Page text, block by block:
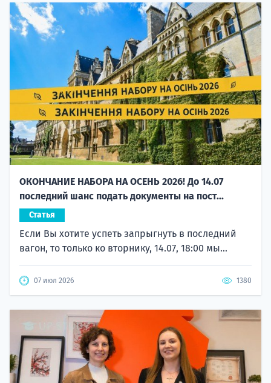
ОКОНЧАНИЕ НАБОРА НА ОСЕНЬ 2026! До 14.07
последний шанс подать документы на пост...
Статья
Если Вы хотите успеть запрыгнуть в последний
вагон, то только ко вторнику, 14.07, 18:00 мы...
07 июл 2026 1380